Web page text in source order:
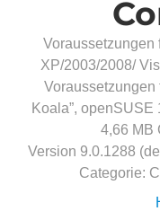
Voraussetzungen
XP/2003/2008/
Voraussetzungen
Koala”,
4,66 MB
Version 9.0.1288 (
Categorie: